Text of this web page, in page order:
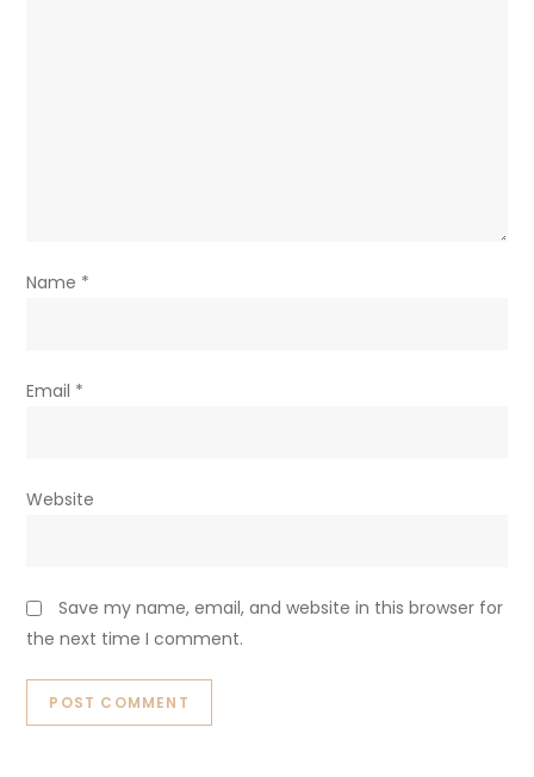
Name *
Email *
Website
Save my name, email, and website in this browser for
the next time I comment.